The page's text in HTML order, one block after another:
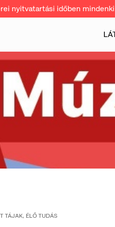
nyitvatartási időben
TÁJAK, ÉLŐ TUDÁS